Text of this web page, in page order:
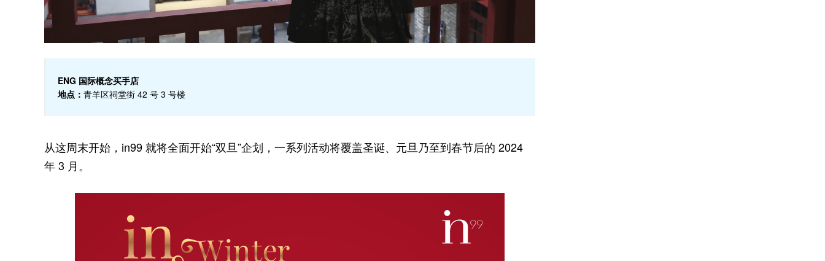
ENG 国际概念买手店
地点： 青羊区祠堂街 42 号 3 号楼
从这周末开始，in99 就将全面开始“双旦”企划，一系列活动将覆盖圣诞、元旦乃至到春节后的 2024
年 3 月。